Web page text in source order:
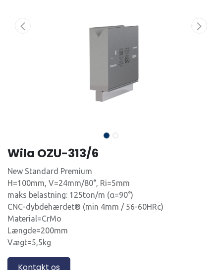
Wila OZU-313/6
New Standard Premium
H=100mm, V=24mm/80°, Ri=5mm
maks belastning: 125ton/m (α=90°)
CNC-dybdehærdet® (min 4mm / 56-60HRc)
Material=CrMo
Længde=200mm
Vægt=5,5kg
Kontakt os